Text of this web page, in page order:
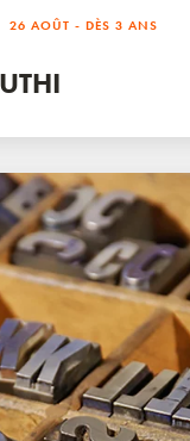
26 AOÛT - DÈS 3 ANS